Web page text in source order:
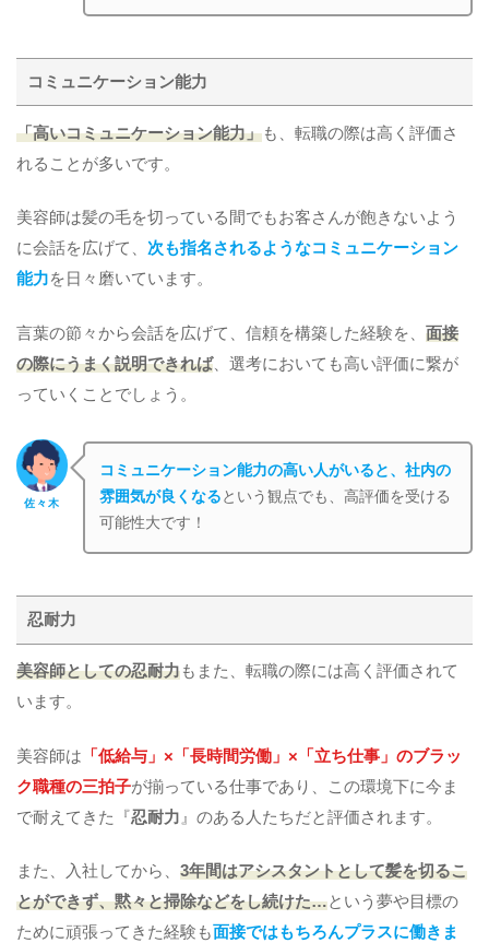
コミュニケーション能力
「高いコミュニケーション能力」も、転職の際は高く評価さ
れることが多いです。
美容師は髪の毛を切っている間でもお客さんが飽きないよう
に会話を広げて、 次も指名されるようなコミュニケーション
能力を日々磨いています。
言葉の節々から会話を広げて、信頼を構築した経験を、 面接
の際にうまく説明できれば、選考においても高い評価に繋が
っていくことでしょう。
佐々木
コミュニケーション能力の高い人がいると、社内の
雰囲気が良くなる という観点でも、高評価を受ける
可能性大です！
忍耐力
美容師としての忍耐力もまた、転職の際には高く評価されて
います。
美容師は 「低給与」×「長時間労働」×「立ち仕事」のブラッ
ク職種の三拍子が揃っている仕事であり、この環境下に今ま
で耐えてきた『忍耐力 』のある人たちだと評価されます。
また、入社してから、 3年間はアシスタントとして髪を切るこ
とができず、黙々と掃除などをし続けた…という夢や目標の
ために頑張ってきた経験も面接ではもちろんプラスに働きま